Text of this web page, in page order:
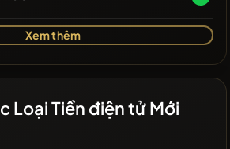
Xem thêm
Loại Tiền điện tử Mới